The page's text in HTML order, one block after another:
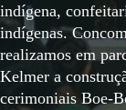
indígena,
indígenas.
realizamos em
Kelmer a
cerimoniais Boe-